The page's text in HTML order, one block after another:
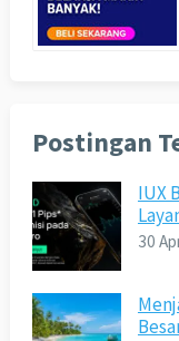
Postingan
IUX
30